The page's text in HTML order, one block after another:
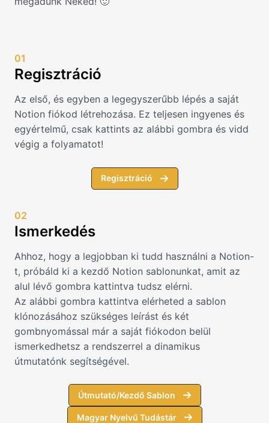
01
Regisztráció
Az első, és egyben a legegyszerűbb lépés a saját
Notion fiókod létrehozása. Ez teljesen ingyenes és
egyértelmű, csak kattints az alábbi gombra és vidd
végig a folyamatot!
Regisztráció
02
Ismerkedés
Ahhoz, hogy a legjobban ki tudd használni a Notion-
t, próbáld ki a kezdő Notion sablonunkat, amit az
alul lévő gombra kattintva tudsz elérni.
Az alábbi gombra kattintva elérheted a sablon
klónozásához szükséges leírást és két
gombnyomással már a saját fiókodon belül
ismerkedhetsz a rendszerrel a dinamikus
útmutatónk segítségével.
Útmutató/Kezdő Sablon
Magyar Nyelvű Tudástár